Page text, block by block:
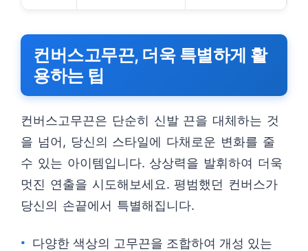
컨버스고무끈, 더욱 특별하게 활
용하는 팁
컨버스고무끈은 단순히 신발 끈을 대체하는 것
을 넘어, 당신의 스타일에 다채로운 변화를 줄
수 있는 아이템입니다. 상상력을 발휘하여 더욱
멋진 연출을 시도해보세요. 평범했던 컨버스가
당신의 손끝에서 특별해집니다.
다양한 색상의 고무끈을 조합하여 개성 있는